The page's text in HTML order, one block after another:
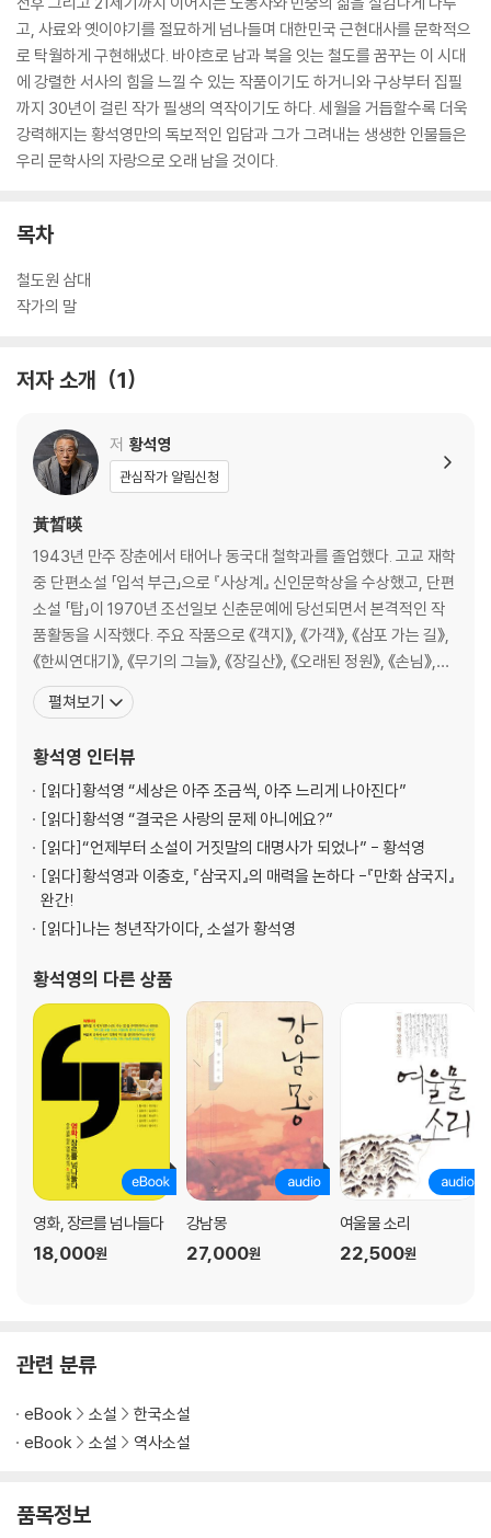
고, 사료와 옛이야기를 절묘하게 넘나들며 대한민국 근현대사를 문학적으
로 탁월하게 구현해냈다. 바야흐로 남과 북을 잇는 철도를 꿈꾸는 이 시대
에 강렬한 서사의 힘을 느낄 수 있는 작품이기도 하거니와 구상부터 집필
까지 30년이 걸린 작가 필생의 역작이기도 하다. 세월을 거듭할수록 더욱
강력해지는 황석영만의 독보적인 입담과 그가 그려내는 생생한 인물들은
우리 문학사의 자랑으로 오래 남을 것이다.
목차
철도원 삼대
작가의 말
저자 소개 1
저 황석영
관심작가 알림신청
黃晳暎
1943년 만주 장춘에서 태어나 동국대 철학과를 졸업했다. 고교 재학
중 단편소설 「입석 부근」으로 『사상계』 신인문학상을 수상했고, 단편
소설 「탑」이 1970년 조선일보 신춘문예에 당선되면서 본격적인 작
품활동을 시작했다. 주요 작품으로 《객지》, 《가객》, 《삼포 가는 길》,
《한씨연대기》, 《무기의 그늘》, 《장길산》, 《오래된 정원》, 《손님》,
《모랫말 아이들》, 《심청, 연꽃의 길》, 《바리데기》, 《개밥바라기별》,
《강남몽》, 《낯익은 세상》, 《여울물 소리》, 《해질 무렵》, 《철도원 삼
룬 《무기
펼쳐보기
황석영 인터뷰
[읽다]황석영 “세상은 아주 조금씩, 아주 느리게 나아진다”
[읽다]황석영 “결국은 사랑의 문제 아니에요?”
[읽다]“언제부터 소설이 거짓말의 대명사가 되었나” - 황석영
[읽다]황석영과 이충호, 『삼국지』의 매력을 논하다 -『만화 삼국지』
완간!
[읽다]나는 청년작가이다, 소설가 황석영
황석영의 다른 상품
영화, 장르를 넘나들다
18,000원
강남몽
27,000원
여울물 소리
22,500원
관련 분류
eBook 소설
한국소설
eBook
소설 역사소설
품목정보